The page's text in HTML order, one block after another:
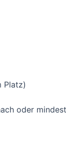
Platz)
oder